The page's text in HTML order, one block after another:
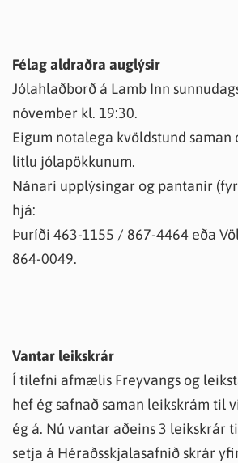
Félag aldraðra auglýsir
Jólahlaðborð á Lamb Inn
nóvember kl. 19:30.
Eigum notalega kvöldstund
litlu jólapökkunum.
Nánari upplýsingar og pantanir
hjá:
Þuríði 463-1155 / 867-4464 eða
864-0049.
Vantar leikskrár
Í tilefni afmælis Freyvangs og
hef ég safnað saman leikskrám til
ég á. Nú vantar aðeins 3 leikskrár
setja á Héraðsskjalasafnið skrár